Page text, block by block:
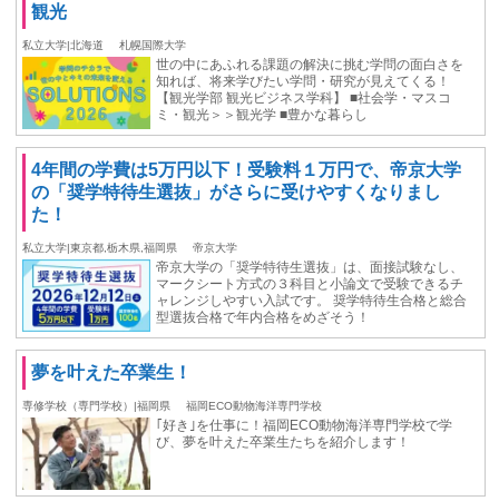
観光
私立大学|北海道 札幌国際大学
世の中にあふれる課題の解決に挑む学問の面白さを
知れば、将来学びたい学問・研究が見えてくる！
【観光学部 観光ビジネス学科】 ■社会学・マスコ
ミ・観光＞＞観光学 ■豊かな暮らし
4年間の学費は5万円以下！受験料１万円で、帝京大学
の「奨学特待生選抜」がさらに受けやすくなりまし
た！
私立大学|東京都,栃木県,福岡県 帝京大学
帝京大学の「奨学特待生選抜」は、面接試験なし、
マークシート方式の３科目と小論文で受験できるチ
ャレンジしやすい入試です。 奨学特待生合格と総合
型選抜合格で年内合格をめざそう！
夢を叶えた卒業生！
専修学校（専門学校）|福岡県 福岡ECO動物海洋専門学校
｢好き｣を仕事に！福岡ECO動物海洋専門学校で学
び、夢を叶えた卒業生たちを紹介します！